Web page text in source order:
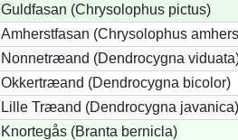
Guldfasan (Chrysolophus pictus)
Amherstfasan (Chrysolophus
Nonnetræand (Dendrocygna
Okkertræand (Dendrocygna bicolor)
Lille Træand (Dendrocygna javanica)
Knortegås (Branta bernicla)